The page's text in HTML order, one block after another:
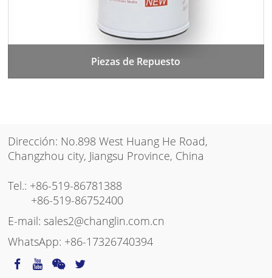
Piezas de Repuesto
Dirección: No.898 West Huang He Road,
Changzhou city, Jiangsu Province, China
Tel.: +86-519-86781388
+86-519-86752400
E-mail:sales2@changlin.com.cn
WhatsApp: +86-17326740394
